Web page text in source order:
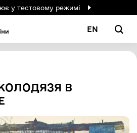
у тестовому режимі
EN
В